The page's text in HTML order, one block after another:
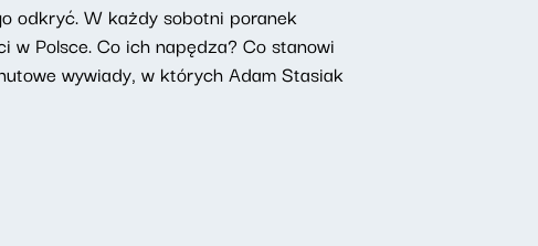
odkryć. W każdy sobotni poranek
Polsce. Co ich napędza? Co stanowi
wywiady, w których Adam Stasiak